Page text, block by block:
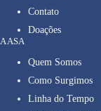
Contato
Doações
A ASA
Quem Somos
Como Surgimos
Linha do Tempo